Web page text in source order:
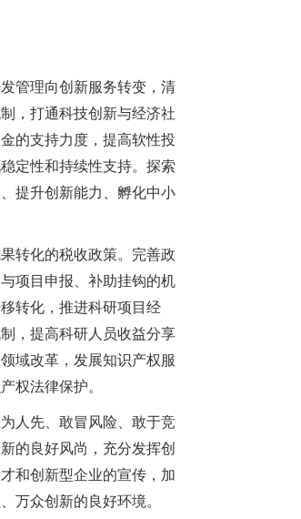
管理向创新服务转变，清
，打通科技创新与经济社
的支持力度，提高软性投
定性和持续性支持。探索
提升创新能力、孵化中小
转化的税收政策。完善政
项目申报、补助挂钩的机
转化，推进科研项目经
，提高科研人员收益分享
域改革，发展知识产权服
权法律保护。
人先、敢冒风险、敢于竞
的良好风尚，充分发挥创
和创新型企业的宣传，加
万众创新的良好环境。